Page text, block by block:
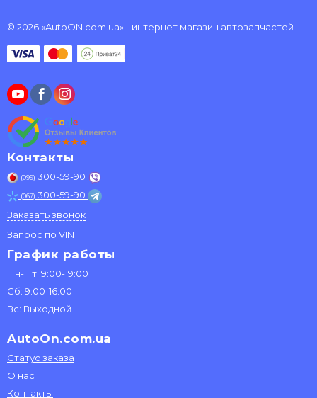
© 2026 «AutoON.com.ua» - интернет магазин автозапчастей
Контакты
(099) 300-59-90
(067) 300-59-90
Заказать звонок
Запрос по VIN
График работы
Пн-Пт: 9:00-19:00
Сб: 9:00-16:00
Вс: Выходной
AutoOn.com.ua
Статус заказа
О нас
Контакты